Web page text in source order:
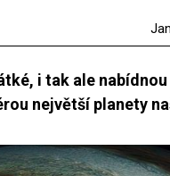
i tak ale
největší planety